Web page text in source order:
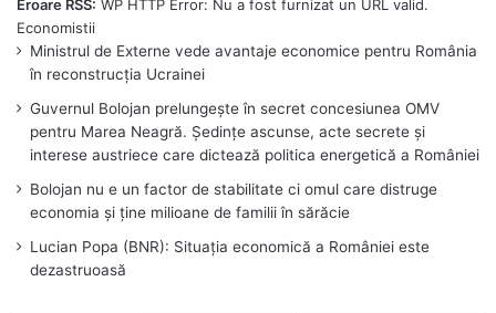
Eroare RSS: WP HTTP Error: Nu a fost furnizat un URL valid.
Ministrul de Externe vede avantaje economice pentru România
în reconstrucția Ucrainei
Guvernul Bolojan prelungește în secret concesiunea OMV
pentru Marea Neagră. Ședințe ascunse, acte secrete și
interese austriece care dictează politica energetică a României
Bolojan nu e un factor de stabilitate ci omul care distruge
economia și ține milioane de familii în sărăcie
Lucian Popa (BNR): Situația economică a României este
dezastruoasă